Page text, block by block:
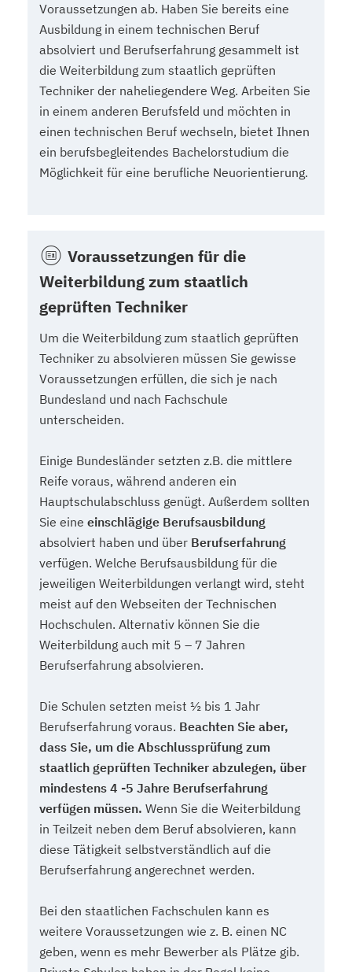
Voraussetzungen ab. Haben Sie bereits eine
Ausbildung in einem technischen Beruf
absolviert und Berufserfahrung gesammelt ist
die Weiterbildung zum staatlich geprüften
Techniker der naheliegendere Weg. Arbeiten Sie
in einem anderen Berufsfeld und möchten in
einen technischen Beruf wechseln, bietet Ihnen
ein berufsbegleitendes Bachelorstudium die
Möglichkeit für eine berufliche Neuorientierung.
Voraussetzungen für die
Weiterbildung zum staatlich
geprüften Techniker
Um die Weiterbildung zum staatlich geprüften
Techniker zu absolvieren müssen Sie gewisse
Voraussetzungen erfüllen, die sich je nach
Bundesland und nach Fachschule
unterscheiden.
Einige Bundesländer setzten z.B. die mittlere
Reife voraus, während anderen ein
Hauptschulabschluss genügt. Außerdem sollten
Sie eine einschlägige Berufsausbildung
absolviert haben und über Berufserfahrung
verfügen. Welche Berufsausbildung für die
jeweiligen Weiterbildungen verlangt wird, steht
meist auf den Webseiten der Technischen
Hochschulen. Alternativ können Sie die
Weiterbildung auch mit 5 – 7 Jahren
Berufserfahrung absolvieren.
Die Schulen setzten meist ½ bis 1 Jahr
Berufserfahrung voraus. Beachten Sie aber,
dass Sie, um die Abschlussprüfung zum
staatlich geprüften Techniker abzulegen, über
mindestens 4 -5 Jahre Berufserfahrung
verfügen müssen. Wenn Sie die Weiterbildung
in Teilzeit neben dem Beruf absolvieren, kann
diese Tätigkeit selbstverständlich auf die
Berufserfahrung angerechnet werden.
Bei den staatlichen Fachschulen kann es
weitere Voraussetzungen wie z. B. einen NC
geben, wenn es mehr Bewerber als Plätze gib.